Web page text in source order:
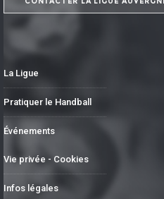
La Ligue
Pratiquer le Handball
Événements
Vie privée - Cookies
Infos légales